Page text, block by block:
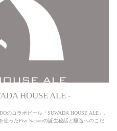
名称COEDOビール列車ツアー 開催日2026年
名（20歳以上の大人のみ）※最少催行人員
【往路】東武池袋駅南口（10:00集合）→ 池
園駅北口（12:35発）バス → COEDOクラフ
口（16:50着）解散 ツアー特典 （1）ビール
分引換チケット付き。車内では2種類、醸造所
す。※チケットはツアー当日のみ有効。※車内
。※車内で使いきれなかった分はCOEDO醸
箱入り毬花-Marihana-、瑠璃-Ruri-、伽羅-
HOUSE ALE -
のコラボビール「SUWADA HOUSE ALE」。
ったPear Saisonの誕生秘話と醸造へのこだ